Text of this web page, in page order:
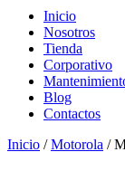
Inicio
Nosotros
Tienda
Corporativo
Blog
Contactos
Inicio /Motorola /